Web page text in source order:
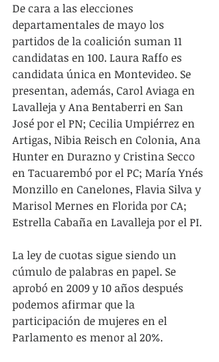
De cara a las elecciones
departamentales de mayo los
partidos de la coalición suman 11
candidatas en 100. Laura Raffo es
candidata única en Montevideo. Se
presentan, además, Carol Aviaga en
Lavalleja y Ana Bentaberri en San
José por el PN; Cecilia Umpiérrez en
Artigas, Nibia Reisch en Colonia, Ana
Hunter en Durazno y Cristina Secco
en Tacuarembó por el PC; María Ynés
Monzillo en Canelones, Flavia Silva y
Marisol Mernes en Florida por CA;
Estrella Cabaña en Lavalleja por el PI.
La ley de cuotas sigue siendo un
cúmulo de palabras en papel. Se
aprobó en 2009 y 10 años después
podemos afirmar que la
participación de mujeres en el
Parlamento es menor al 20%.